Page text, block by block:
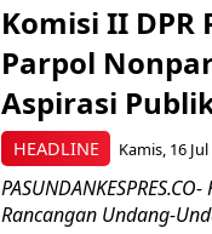
HEADLINE
Komisi II DPR
Parpol
Aspirasi
Kamis, 16
Rancangan Undang-